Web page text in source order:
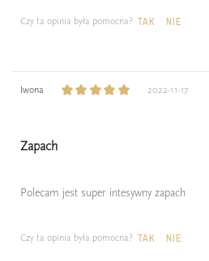
Czy ta opinia była pomocna? TAK NIE
Iwona 2022-11-17
Zapach
Polecam jest super intesywny zapach
Czy ta opinia była pomocna? TAK NIE